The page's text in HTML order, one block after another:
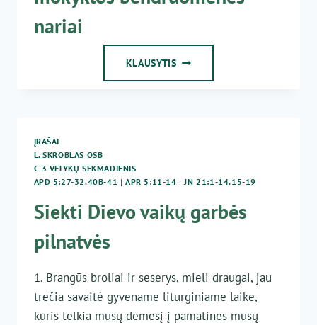
nariai
KLAUSYTIS2022-
ĮRAŠAI
L. SKROBLAS OSB
C 3 VELYKŲ SEKMADIENIS
APD 5:27-32.40B-41 |APR 5:11-14 |JN 21:1-14.15-19
Siekti Dievo vaikų garbės
pilnatvės
1. Brangūs broliai ir seserys, mieli draugai, jau
trečia savaitė gyvename liturginiame laike,
kuris telkia mūsų dėmesį į pamatines mūsų